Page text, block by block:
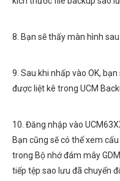
8. Bạn sẽ thấy màn hình
9. Sau khi nhấp vào OK,
được liệt kê trong UCM
10. Đăng nhập vào
Bạn cũng sẽ có thể xem
trong Bộ nhớ đám mây
tiếp tệp sao lưu đã chuyển